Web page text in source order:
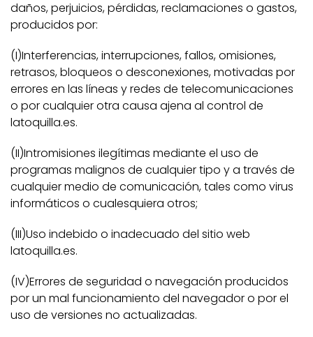
daños, perjuicios, pérdidas, reclamaciones o gastos,
producidos por:
(I)Interferencias, interrupciones, fallos, omisiones,
retrasos, bloqueos o desconexiones, motivadas por
errores en las líneas y redes de telecomunicaciones
o por cualquier otra causa ajena al control de
latoquilla.es.
(II)Intromisiones ilegítimas mediante el uso de
programas malignos de cualquier tipo y a través de
cualquier medio de comunicación, tales como virus
informáticos o cualesquiera otros;
(III)Uso indebido o inadecuado del sitio web
latoquilla.es.
(IV)Errores de seguridad o navegación producidos
por un mal funcionamiento del navegador o por el
uso de versiones no actualizadas.